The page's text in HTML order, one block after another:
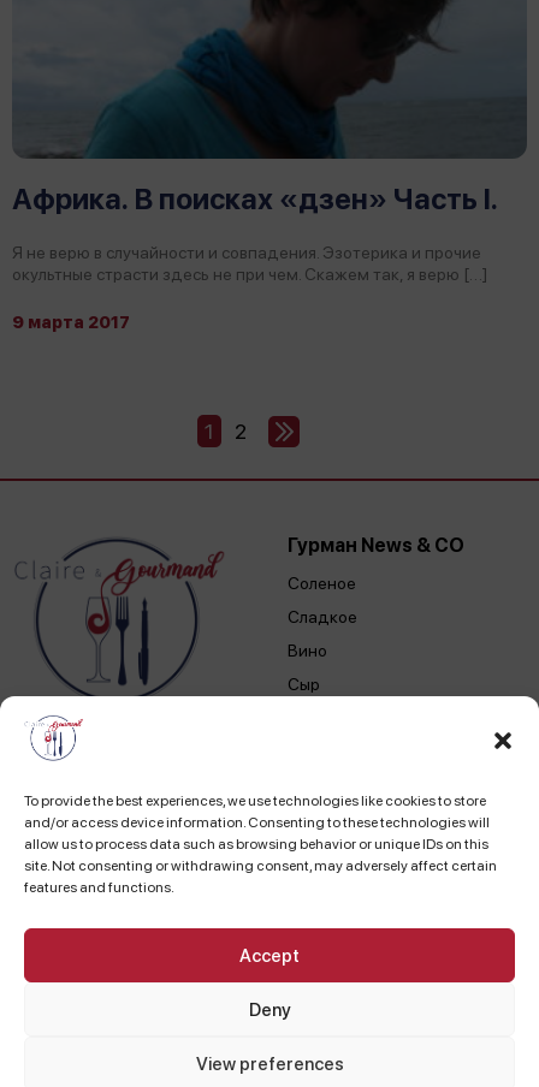
To provide the best experiences, we use technologies like cookies to store
and/or access device information. Consenting to these technologies will
allow us to process data such as browsing behavior or unique IDs on this
site. Not consenting or withdrawing consent, may adversely affect certain
features and functions.
Accept
Deny
View preferences
Африка. В поисках «дзен» Часть I.
Я не верю в случайности и совпадения. Эзотерика и прочие
окультные страсти здесь не при чем. Скажем так, я верю […]
9 марта 2017
Пагинация
записей
1 2 Далее
Гурман News & CO
Соленое
Сладкое
Вино
Сыр
Места и люди
Франция
Марокко
Contact
Politique de